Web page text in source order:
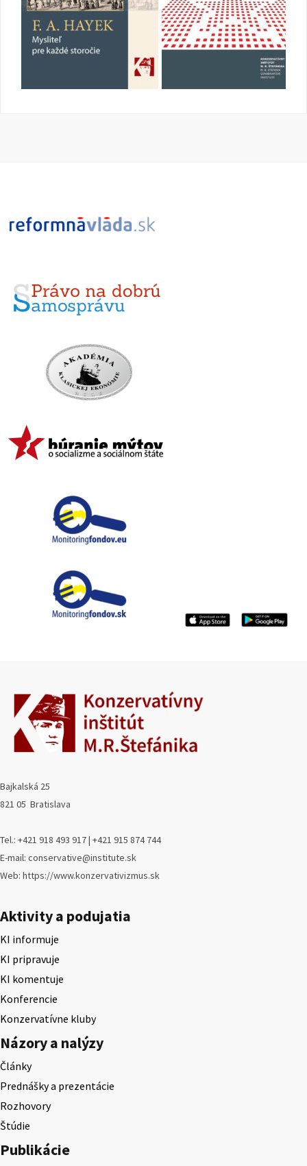
Bajkalská 25
821 05 Bratislava
Tel.: +421 918 493 917 | +421 915 874 744
E-mail: conservative@institute.sk
Web: https://www.konzervativizmus.sk
Aktivity a podujatia
KI informuje
KI pripravuje
KI komentuje
Konferencie
Konzervatívne kluby
Názory a nalýzy
Články
Prednášky a prezentácie
Rozhovory
Štúdie
Publikácie